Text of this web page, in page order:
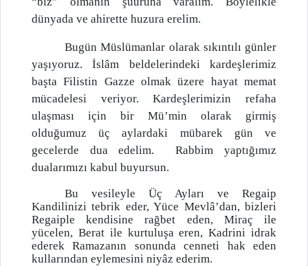
dünyada ve ahirette huzura erelim.
Bugün Müslümanlar olarak sıkıntılı günler
yaşıyoruz. İslâm beldelerindeki kardeşlerimiz
başta Filistin Gazze olmak üzere hayat memat
mücadelesi veriyor. Kardeşlerimizin refaha
ulaşması için bir Mü’min olarak girmiş
olduğumuz üç aylardaki mübarek gün ve
gecelerde dua edelim. Rabbim yaptığımız
dualarımızı kabul buyursun.
Bu vesileyle Üç Ayları ve Regaip
Kandilinizi tebrik eder, Yüce Mevlâ’dan, bizleri
Regaiple kendisine rağbet eden, Miraç ile
yücelen, Berat ile kurtuluşa eren, Kadrini idrak
ederek Ramazanın sonunda cenneti hak eden
kullarından eylemesini niyâz ederim.